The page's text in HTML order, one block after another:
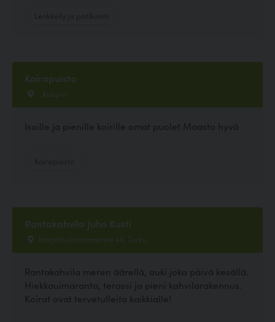
Koirapuisto
, Kuopio
Isoille ja pienille koirille omat puolet.Maasto hyvä
Rantakahvila Juho Kusti
Harjattulanrannantie 46, Turku
Rantakahvila meren äärellä, auki joka päivä kesällä.
Hiekkauimaranta, terassi ja pieni kahvilarakennus.
Koirat ovat tervetulleita kaikkialle!